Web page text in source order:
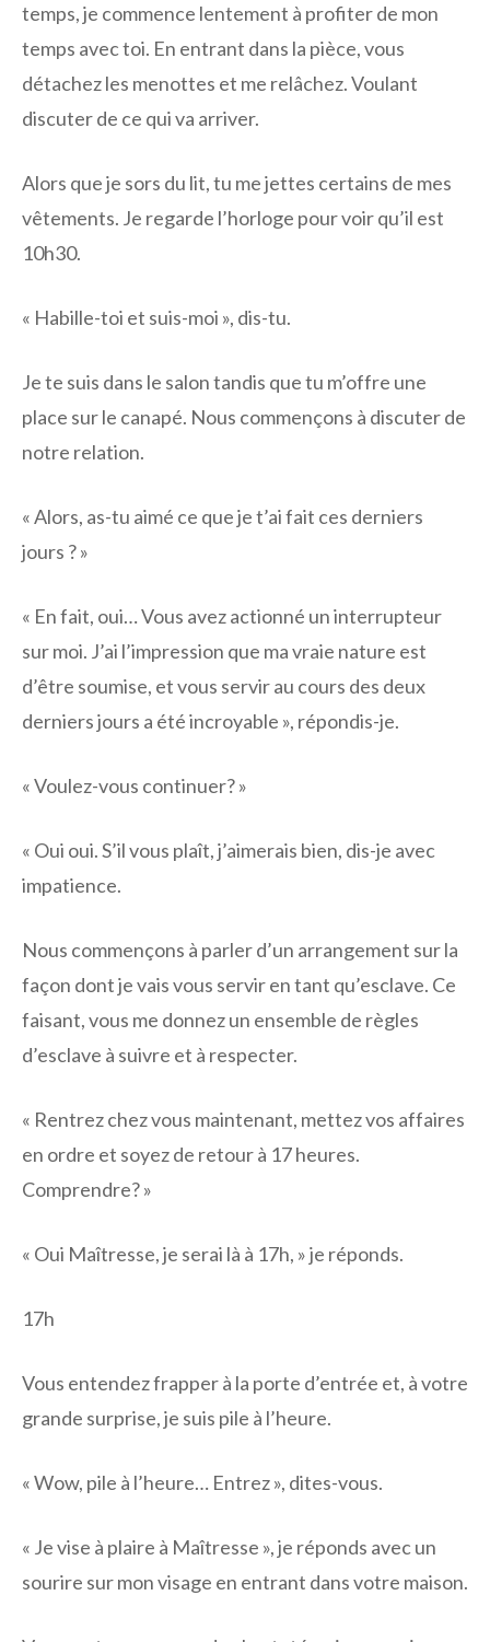
temps, je commence lentement à profiter de mon
temps avec toi. En entrant dans la pièce, vous
détachez les menottes et me relâchez. Voulant
discuter de ce qui va arriver.
Alors que je sors du lit, tu me jettes certains de mes
vêtements. Je regarde l’horloge pour voir qu’il est
10h30.
« Habille-toi et suis-moi », dis-tu.
Je te suis dans le salon tandis que tu m’offre une
place sur le canapé. Nous commençons à discuter de
notre relation.
« Alors, as-tu aimé ce que je t’ai fait ces derniers
jours ? »
« En fait, oui… Vous avez actionné un interrupteur
sur moi. J’ai l’impression que ma vraie nature est
d’être soumise, et vous servir au cours des deux
derniers jours a été incroyable », répondis-je.
« Voulez-vous continuer? »
« Oui oui. S’il vous plaît, j’aimerais bien, dis-je avec
impatience.
Nous commençons à parler d’un arrangement sur la
façon dont je vais vous servir en tant qu’esclave. Ce
faisant, vous me donnez un ensemble de règles
d’esclave à suivre et à respecter.
« Rentrez chez vous maintenant, mettez vos affaires
en ordre et soyez de retour à 17 heures.
Comprendre? »
« Oui Maîtresse, je serai là à 17h, » je réponds.
17h
Vous entendez frapper à la porte d’entrée et, à votre
grande surprise, je suis pile à l’heure.
« Wow, pile à l’heure… Entrez », dites-vous.
« Je vise à plaire à Maîtresse », je réponds avec un
sourire sur mon visage en entrant dans votre maison.